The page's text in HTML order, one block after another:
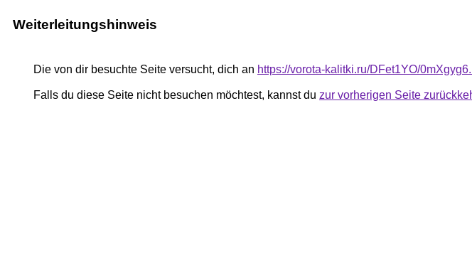
Weiterleitungshinweis
Die von dir besuchte Seite versucht, dich an https://vorota-kalitki.ru/DFet1YO/
Falls du diese Seite nicht besuchen möchtest, kannst du zur vorherigen Seite